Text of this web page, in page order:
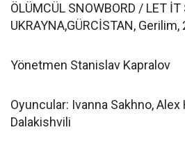
ÖLÜMCÜL SNOWBORD /
UKRAYNA,GÜRCİSTAN, Gerilim,
Yönetmen Stanislav Kapralov
Oyuncular: Ivanna Sakhno,
Dalakishvili